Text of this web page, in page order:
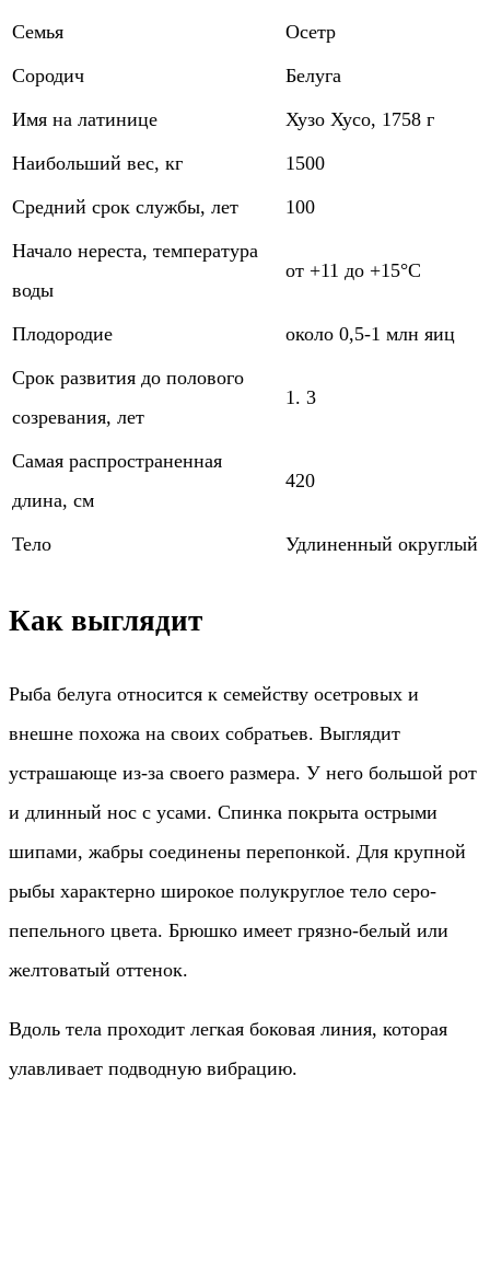
Семья
Осетр
Сородич
Белуга
Имя на латинице
Хузо Хусо, 1758 г
Наибольший вес, кг
1500
Средний срок службы, лет
100
Начало нереста, температура
воды
от +11 до +15°С
Плодородие
около 0,5-1 млн яиц
Срок развития до полового
созревания, лет
1. 3
Самая распространенная
длина, см
420
Тело Удлиненный округлый
Как выглядит
Рыба белуга относится к семейству осетровых и
внешне похожа на своих собратьев. Выглядит
устрашающе из-за своего размера. У него большой рот
и длинный нос с усами. Спинка покрыта острыми
шипами, жабры соединены перепонкой. Для крупной
рыбы характерно широкое полукруглое тело серо-
пепельного цвета. Брюшко имеет грязно-белый или
желтоватый оттенок.
Вдоль тела проходит легкая боковая линия, которая
улавливает подводную вибрацию.